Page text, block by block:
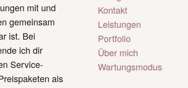
mit und
gemeinsam
ist. Bei
ich dir
Service-
als
Kontakt
Leistungen
Portfolio
Über mich
Wartungsmodus